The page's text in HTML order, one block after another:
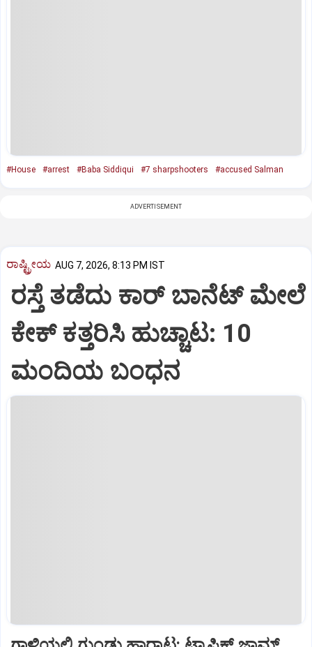
#House #arrest #Baba Siddiqui #7 sharpshooters #accused Salman
ADVERTISEMENT
ರಾಷ್ಟ್ರೀಯ AUG 7, 2026, 8:13 PM IST
ರಸ್ತೆ ತಡೆದು ಕಾರ್ ಬಾನೆಟ್ ಮೇಲೆ
ಕೇಕ್ ಕತ್ತರಿಸಿ ಹುಚ್ಚಾಟ: 10
ಮಂದಿಯ ಬಂಧನ